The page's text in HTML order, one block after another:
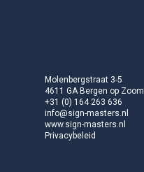
Molenbergstraat 3-5
4611 GA Bergen op Zoom
+31 (0) 164 263 636
info@sign-masters.nl
www.sign-masters.nl
Privacybeleid